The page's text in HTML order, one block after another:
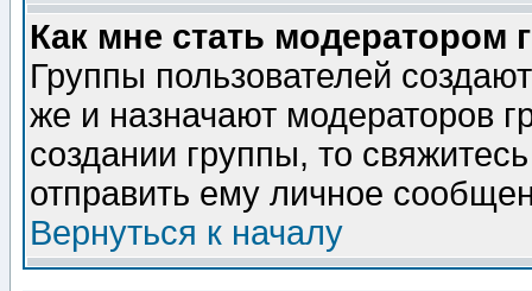
Как мне стать модератором
Группы пользователей
же и назначают модераторов
создании группы, то
отправить ему личное
Вернуться к началу